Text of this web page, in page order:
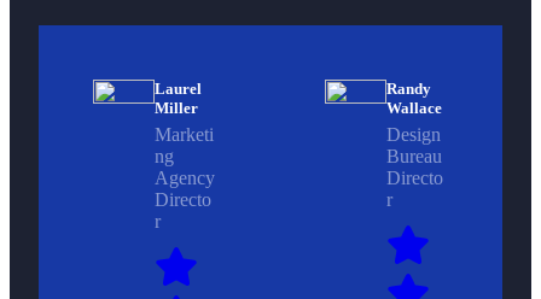
Laurel
Miller
Marketi
ng
Agency
Directo
r
Randy
Wallace
Design
Bureau
Directo
r